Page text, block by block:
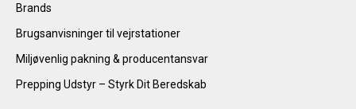
Brands
Brugsanvisninger til vejrstationer
Miljøvenlig pakning & producentansvar
Prepping Udstyr – Styrk Dit Beredskab